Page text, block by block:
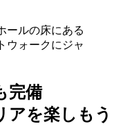
ールの床にある
ウォークにジャ
完備
アを楽しもう